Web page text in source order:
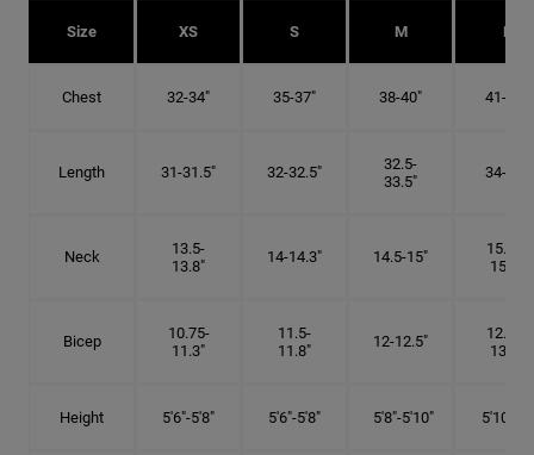
Size XS S M L
Chest 32-34" 35-37" 38-40" 41-43"
Length 31-31.5" 32-32.5"
32.5-
33.5"
34-35"
Neck
13.5-
13.8"
14-14.3" 14.5-15"
15.25-
15.5"
Bicep
10.75-
11.3"
11.5-
11.8"
12-12.5"
12.75-
13.3"
Height 5'6"-5'8" 5'6"-5'8" 5'8"-5'10" 5'10"- 6'